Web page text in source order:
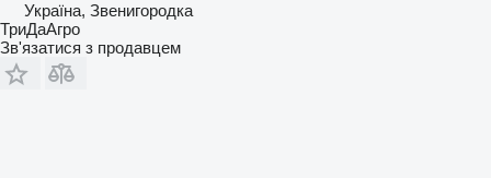
Україна, Звенигородка
ТриДаАгро
Зв'язатися з продавцем